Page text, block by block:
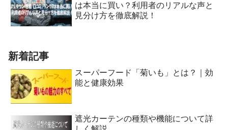
は本当に買い？利用者のリアルな声と
見分け方を徹底解説！
新着記事
スーパーフード「菊いも」とは？｜効
能と健康効果
遮光カーテンの種類や機能について詳